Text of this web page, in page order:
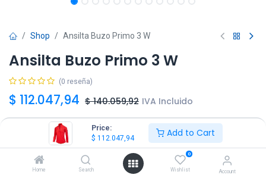
Price:
$ 112.047,94 Add to Cart
Home Search
0
Wishlist Account
Shop Ansilta Buzo Primo 3 W
Ansilta Buzo Primo 3 W
(0 reseña)
$ 112.047,94 $140.059,92 IVA Incluido
M XL